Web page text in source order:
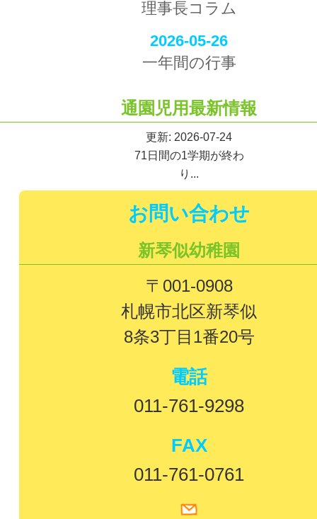
理事長コラム
2026-05-26
一年間の行事
通園児用最新情報
更新: 2026-07-24
71日間の1学期が終わ
り...
お問い合わせ
新琴似幼稚園
〒001-0908
札幌市北区新琴似
8条3丁目1番20号
電話
011-761-9298
FAX
011-761-0761